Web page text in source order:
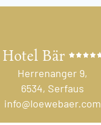
Hotel Bär
Herrenanger 9,
6534, Serfaus
info@loewebaer.com